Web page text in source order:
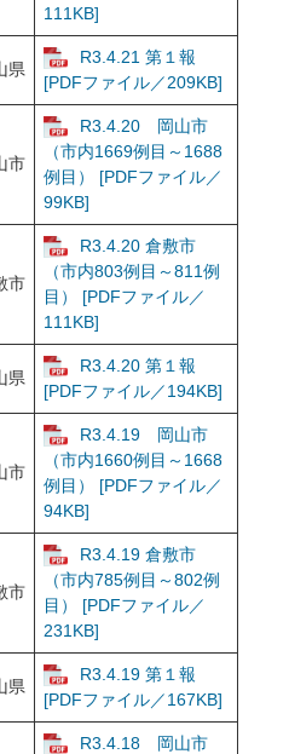
111KB]
県
R3.4.21 第１報
[PDFファイル／209KB]
市
R3.4.20 岡山市
（市内1669例目～1688
例目） [PDFファイル／
99KB]
市
R3.4.20 倉敷市
（市内803例目～811例
目） [PDFファイル／
111KB]
県
R3.4.20 第１報
[PDFファイル／194KB]
市
R3.4.19 岡山市
（市内1660例目～1668
例目） [PDFファイル／
94KB]
市
R3.4.19 倉敷市
（市内785例目～802例
目） [PDFファイル／
231KB]
県
R3.4.19 第１報
[PDFファイル／167KB]
R3.4.18 岡山市